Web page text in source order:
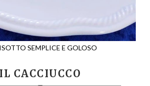
SEMPLICE E GOLOSO
IL CACCIUCCO